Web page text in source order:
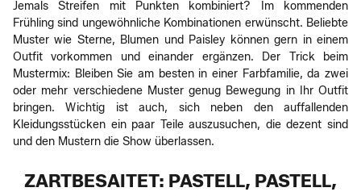
Jemals Streifen mit Punkten kombiniert? Im kommenden
Frühling sind ungewöhnliche Kombinationen erwünscht. Beliebte
Muster wie Sterne, Blumen und Paisley können gern in einem
Outfit vorkommen und einander ergänzen. Der Trick beim
Mustermix: Bleiben Sie am besten in einer Farbfamilie, da zwei
oder mehr verschiedene Muster genug Bewegung in Ihr Outfit
bringen. Wichtig ist auch, sich neben den auffallenden
Kleidungsstücken ein paar Teile auszusuchen, die dezent sind
und den Mustern die Show überlassen.
ZARTBESAITET: PASTELL, PASTELL,